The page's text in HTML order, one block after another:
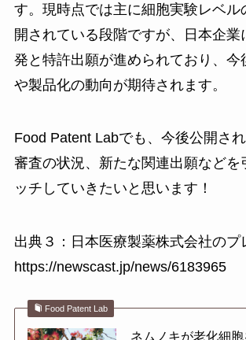
す。現時点では主に細胞実験レベル
開されている段階ですが、日本企業
発と特許出願が進められており、今
や製品化の動向が期待されます。
Food Patent Labでも、今後公開さ
審査の状況、新たな関連出願などを
ッチしていきたいと思います！
出典３：日本医療製薬株式会社のプ
https://newscast.jp/news/6183965
Food Patent Lab
ネムノキが老化細